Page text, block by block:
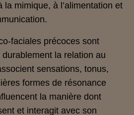
la mimique, à l’alimentation et
précoces sont
la relation au
sensations, tonus,
formes de résonance
la manière dont
et interagit avec son